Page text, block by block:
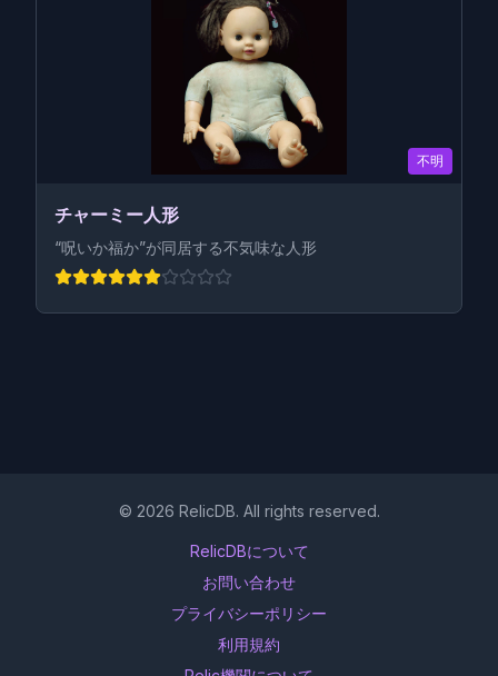
不明
チャーミー人形
“呪いか福か”が同居する不気味な人形
© 2026 RelicDB. All rights reserved.
RelicDBについて
お問い合わせ
プライバシーポリシー
利用規約